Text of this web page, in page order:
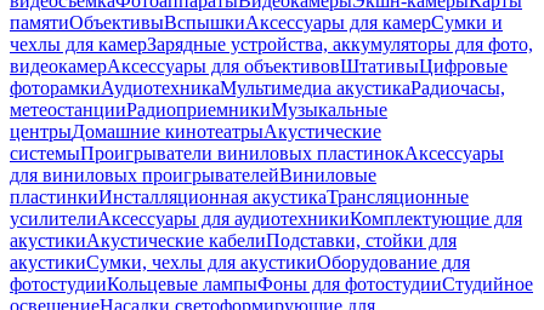
памятиОбъективыВспышкиАксессуары для камерСумки и
чехлы для камерЗарядные устройства, аккумуляторы для фото,
видеокамерАксессуары для объективовШтативыЦифровые
фоторамкиАудиотехникаМультимедиа акустикаРадиочасы,
метеостанцииРадиоприемникиМузыкальные
центрыДомашние кинотеатрыАкустические
системыПроигрыватели виниловых пластинокАксессуары
для виниловых проигрывателейВиниловые
пластинкиИнсталляционная акустикаТрансляционные
усилителиАксессуары для аудиотехникиКомплектующие для
акустикиАкустические кабелиПодставки, стойки для
акустикиСумки, чехлы для акустикиОборудование для
фотостудииКольцевые лампыФоны для фотостудииСтудийное
освещениеНасадки светоформирующие для